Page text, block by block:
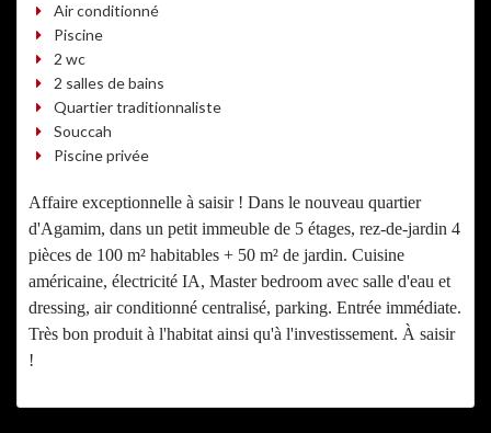
Air conditionné
Piscine
2 wc
2 salles de bains
Quartier traditionnaliste
Souccah
Piscine privée
Affaire exceptionnelle à saisir ! Dans le nouveau quartier
d'Agamim, dans un petit immeuble de 5 étages, rez-de-jardin 4
pièces de 100 m² habitables + 50 m² de jardin. Cuisine
américaine, électricité IA, Master bedroom avec salle d'eau et
dressing, air conditionné centralisé, parking. Entrée immédiate.
Très bon produit à l'habitat ainsi qu'à l'investissement. À saisir
!